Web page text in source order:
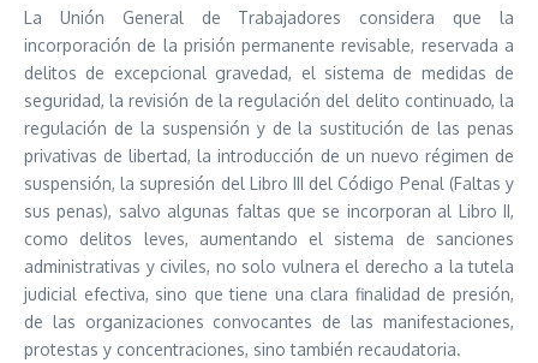
La Unión General de Trabajadores considera que la
incorporación de la prisión permanente revisable, reservada a
delitos de excepcional gravedad, el sistema de medidas de
seguridad, la revisión de la regulación del delito continuado, la
regulación de la suspensión y de la sustitución de las penas
privativas de libertad, la introducción de un nuevo régimen de
suspensión, la supresión del Libro III del Código Penal (Faltas y
sus penas), salvo algunas faltas que se incorporan al Libro II,
como delitos leves, aumentando el sistema de sanciones
administrativas y civiles, no solo vulnera el derecho a la tutela
judicial efectiva, sino que tiene una clara finalidad de presión,
de las organizaciones convocantes de las manifestaciones,
protestas y concentraciones, sino también recaudatoria.